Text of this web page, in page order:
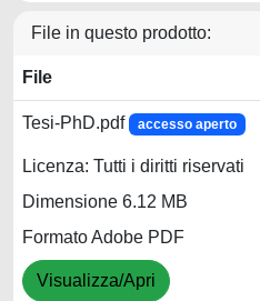
File in questo prodotto:
File
Tesi-PhD.pdf accesso aperto
Licenza: Tutti i diritti riservati
Dimensione 6.12 MB
Formato Adobe PDF
Visualizza/Apri